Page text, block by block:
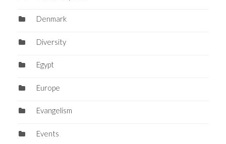
Denmark
Diversity
Egypt
Europe
Evangelism
Events